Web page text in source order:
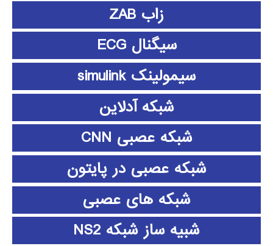
زاب ZAB
سیگنال ECG
سیمولینک simulink
شبکه آدلاین
شبکه عصبی CNN
شبکه عصبی در پایتون
شبکه های عصبی
شبیه ساز شبکه NS2